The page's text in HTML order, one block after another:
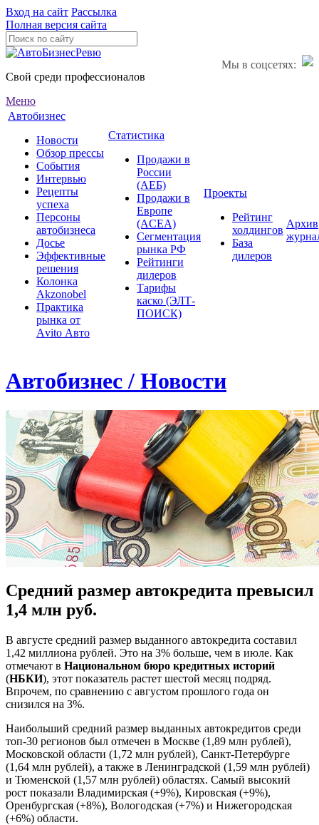
Вход на сайт Рассылка
Полная версия сайта
Мы в соцсетях:
Свой среди профессионалов
Меню
Автобизнес
Новости
Обзор прессы
События
Интервью
Рецепты
успеха
Персоны
автобизнеса
Досье
Эффективные
решения
Колонка
Akzonobel
Практика
рынка от
Аvito Авто
Статистика
Продажи в
России
(АЕБ)
Продажи в
Европе
(ACEA)
Сегментация
рынка РФ
Рейтинги
дилеров
Тарифы
каско (ЭЛТ-
ПОИСК)
Проекты
Рейтинг
холдингов
База
дилеров
Архив
Автобизнес / Новости
Средний размер автокредита превысил
1,4 млн руб.
В августе средний размер выданного автокредита составил
1,42 миллиона рублей. Это на 3% больше, чем в июле. Как
отмечают в Национальном бюро кредитных историй
(НБКИ), этот показатель растет шестой месяц подряд.
Впрочем, по сравнению с августом прошлого года он
снизился на 3%.
Наибольший средний размер выданных автокредитов среди
топ-30 регионов был отмечен в Москве (1,89 млн рублей),
Московской области (1,72 млн рублей), Санкт-Петербурге
(1,64 млн рублей), а также в Ленинградской (1,59 млн рублей)
и Тюменской (1,57 млн рублей) областях. Самый высокий
рост показали Владимирская (+9%), Кировская (+9%),
Оренбургская (+8%), Вологодская (+7%) и Нижегородская
(+6%) области.